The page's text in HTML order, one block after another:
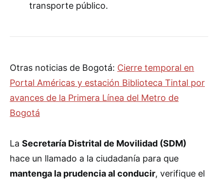
transporte público.
Otras noticias de Bogotá: Cierre temporal en
Portal Américas y estación Biblioteca Tintal por
avances de la Primera Línea del Metro de
Bogotá
La Secretaría Distrital de Movilidad (SDM)
hace un llamado a la ciudadanía para que
mantenga la prudencia al conducir, verifique el